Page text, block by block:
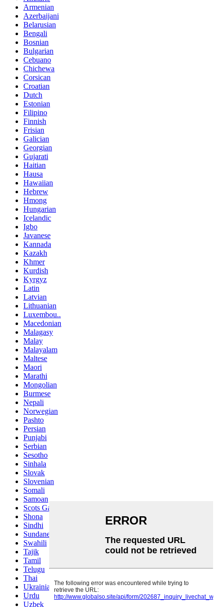
Armenian
Azerbaijani
Belarusian
Bengali
Bosnian
Bulgarian
Cebuano
Chichewa
Corsican
Croatian
Dutch
Estonian
Filipino
Finnish
Frisian
Galician
Georgian
Gujarati
Haitian
Hausa
Hawaiian
Hebrew
Hmong
Hungarian
Icelandic
Igbo
Javanese
Kannada
Kazakh
Khmer
Kurdish
Kyrgyz
Latin
Latvian
Lithuanian
Luxembou..
Macedonian
Malagasy
Malay
Malayalam
Maltese
Maori
Marathi
Mongolian
Burmese
Nepali
Norwegian
Pashto
Persian
Punjabi
Serbian
Sesotho
Sinhala
Slovak
Slovenian
Somali
Samoan
Scots Gaelic
Shona
Sindhi
Sundanese
Swahili
Tajik
Tamil
Telugu
Thai
Ukrainian
Urdu
Uzbek